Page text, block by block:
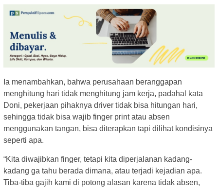
Ia menambahkan, bahwa perusahaan beranggapan
menghitung hari tidak menghitung jam kerja, padahal kata
Doni, pekerjaan pihaknya driver tidak bisa hitungan hari,
sehingga tidak bisa wajib finger print atau absen
menggunakan tangan, bisa diterapkan tapi dilihat kondisinya
seperti apa.
“Kita diwajibkan finger, tetapi kita diperjalanan kadang-
kadang ga tahu berada dimana, atau terjadi kejadian apa.
Tiba-tiba gajih kami di potong alasan karena tidak absen,